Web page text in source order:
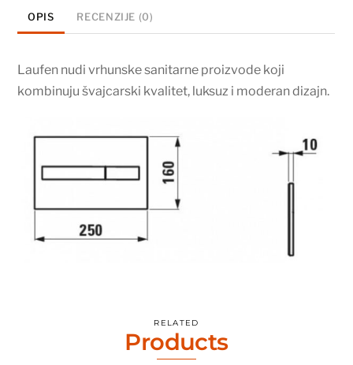
OPIS RECENZIJE (0)
Laufen nudi vrhunske sanitarne proizvode koji
kombinuju švajcarski kvalitet, luksuz i moderan dizajn.
RELATED
Products